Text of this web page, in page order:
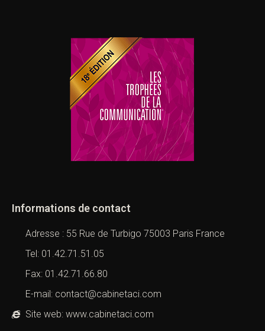
Informations de contact
Adresse : 55 Rue de Turbigo 75003 Paris France
Tel: 01.42.71.51.05
Fax: 01.42.71.66.80
E-mail: contact@cabinetaci.com
Site web: www.cabinetaci.com